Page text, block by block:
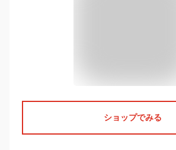
ショップでみる